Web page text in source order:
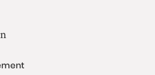
seconde chambre ainsi